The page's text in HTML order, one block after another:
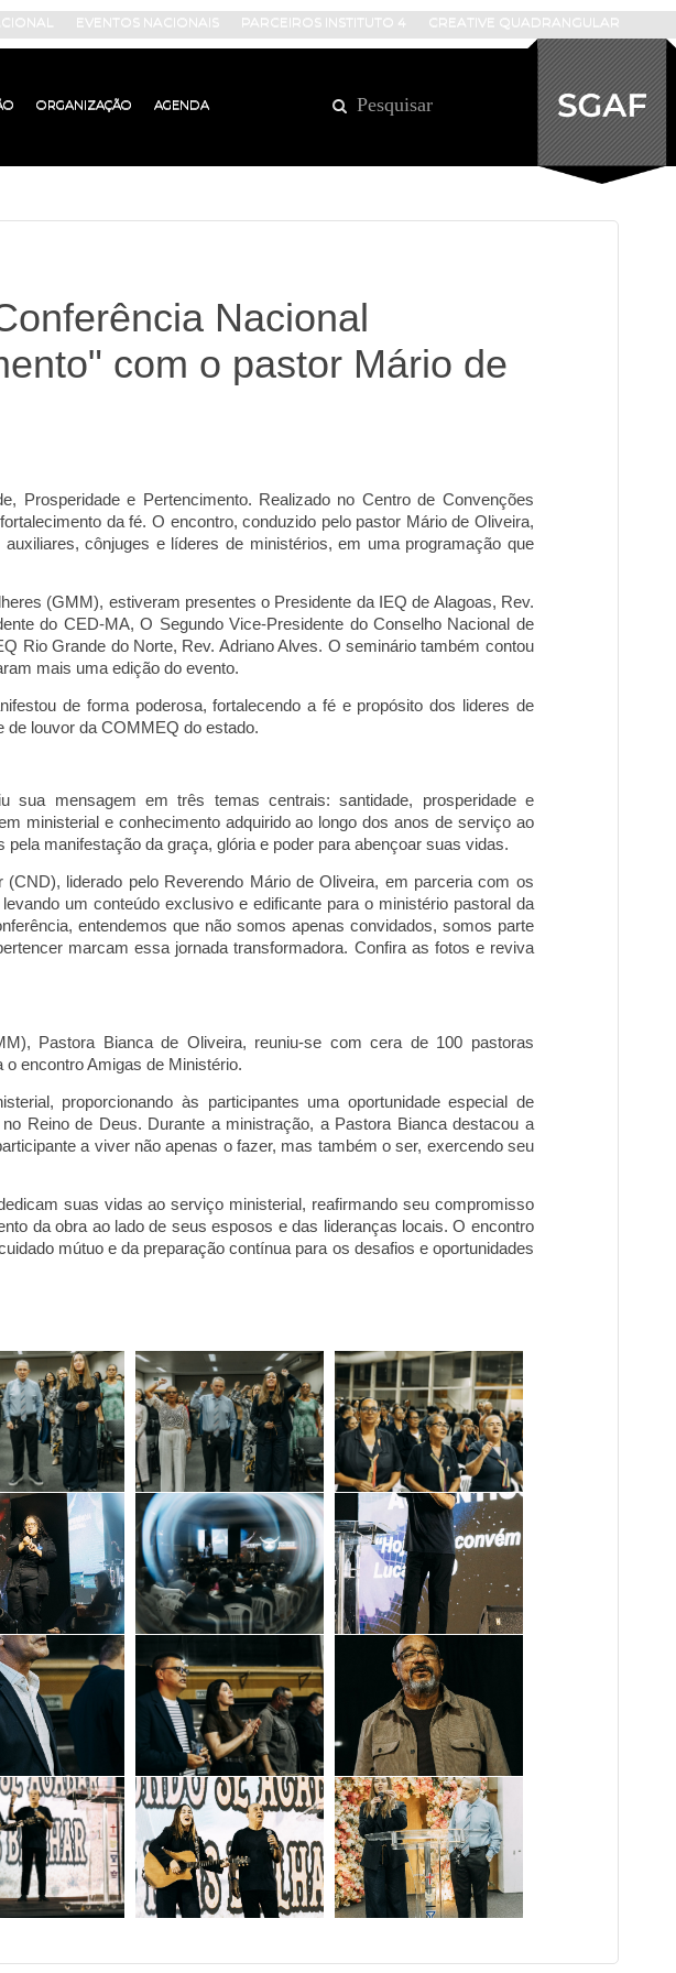
EVENTOS NACIONAIS PARCEIROS INSTITUTO 4 CREATIVE QUADRANGULAR
ORGANIZAÇÃO AGENDA
Nacional
com o pastor Mário de
Prosperidade e Pertencimento. Realizado no Centro de Convenções
da fé. O encontro, conduzido pelo pastor Mário de Oliveira,
cônjuges e líderes de ministérios, em uma programação que
(GMM), estiveram presentes o Presidente da IEQ de Alagoas, Rev.
do CED-MA, O Segundo Vice-Presidente do Conselho Nacional de
Rio Grande do Norte, Rev. Adriano Alves. O seminário também contou
mais uma edição do evento.
de forma poderosa, fortalecendo a fé e propósito dos lideres de
de louvor da COMM EQ do estado.
mensagem em três temas centrais: santidade, prosperidade e
ministerial e conhecimento adquirido ao longo dos anos de serviço ao
manifestação da graça, glória e poder para abençoar suas vidas.
liderado pelo Reverendo Mário de Oliveira, em parceria com os
um conteúdo exclusivo e edificante para o ministério pastoral da
entendemos que não somos apenas convidados, somos parte
marcam essa jornada transformadora. Confira as fotos e reviva
Pastora Bianca de Oliveira, reuniu-se com cera de 100 pastoras
encontro Amigas de Ministério.
proporcionando às participantes uma oportunidade especial de
Reino de Deus. Durante a ministração, a Pastora Bianca destacou a
a viver não apenas o fazer, mas também o ser, exercendo seu
suas vidas ao serviço ministerial, reafirmando seu compromisso
da obra ao lado de seus esposos e das lideranças locais. O encontro
mútuo e da preparação contínua para os desafios e oportunidades